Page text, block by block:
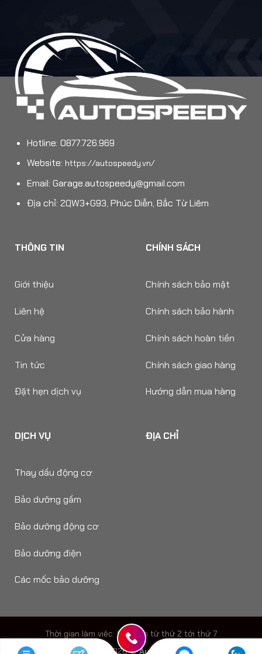
Hotline: 0877.726.969
Website: https://autospeedy.vn/
Email: Garage.autospeedy@gmail.com
Địa chỉ: 2QW3+G93, Phúc Diễn, Bắc Từ Liêm
THÔNG TIN
Giới thiệu
Liên hệ
Cửa hàng
Tin tức
Đặt hẹn dịch vụ
CHÍNH SÁCH
Chính sách bảo mật
Chính sách bảo hành
Chính sách hoàn tiền
Chính sách giao hàng
Hướng dẫn mua hàng
DỊCH VỤ
Thay dầu động cơ
Bảo dưỡng gầm
Bảo dưỡng động cơ
Bảo dưỡng điện
Các mốc bảo dưỡng
ĐỊA CHỈ
Thời gian làm viêc: 8h - 18h từ thứ 2 tới thứ 7
Copyright 2026 ©Auto Speedy